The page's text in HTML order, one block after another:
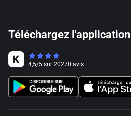
Téléchargez l'application
4,5/5 sur 20270 avis